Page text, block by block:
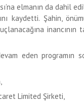
elmanın da dahil
kaydetti. Şahin,
eden programın
Limited Şirketi,